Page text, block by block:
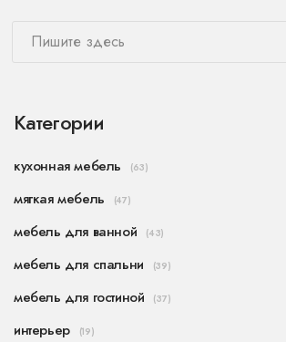
Категории
кухонная мебель (63)
мягкая мебель (47)
мебель для ванной (43)
мебель для спальни (39)
мебель для гостиной (37)
интерьер (19)